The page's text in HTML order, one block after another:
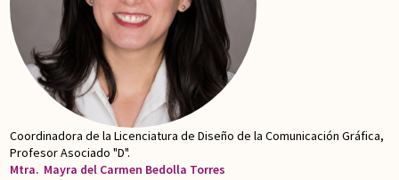
Coordinadora de la Licenciatura de Diseño de la Comunicación Gráfica,
Profesor Asociado "D".
Mtra. Mayra del Carmen Bedolla Torres